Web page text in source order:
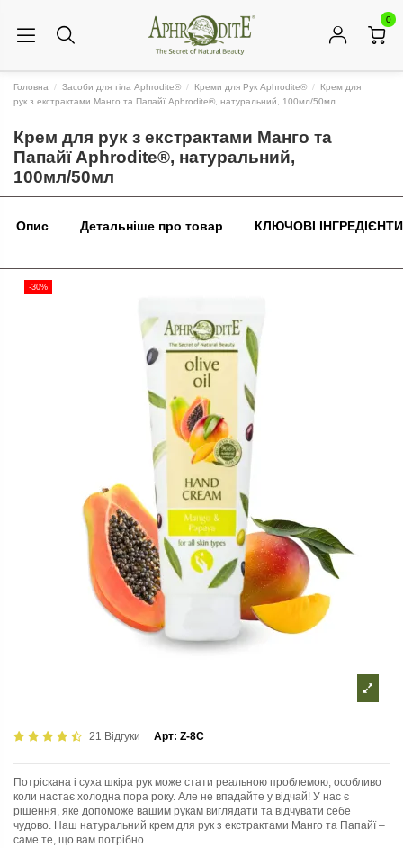
0
Головна Засоби для тіла Aphrodite® Креми для Рук Aphrodite®
Крем для
рук з екстрактами Манго та Папайї Aphrodite®, натуральний, 100мл/50мл
Крем для рук з екстрактами Манго та
Папайї Aphrodite®, натуральний,
100мл/50мл
Опис Детальніше про товар КЛЮЧОВІ ІНГРЕДІЄНТИ
-30%
21 Відгуки Арт: Z-8C
Потріскана і суха шкіра рук може стати реальною проблемою, особливо
коли настає холодна пора року. Але не впадайте у відчай! У нас є
рішення, яке допоможе вашим рукам виглядати та відчувати себе
чудово. Наш натуральний крем для рук з екстрактами Манго та Папайї –
саме те, що вам потрібно.